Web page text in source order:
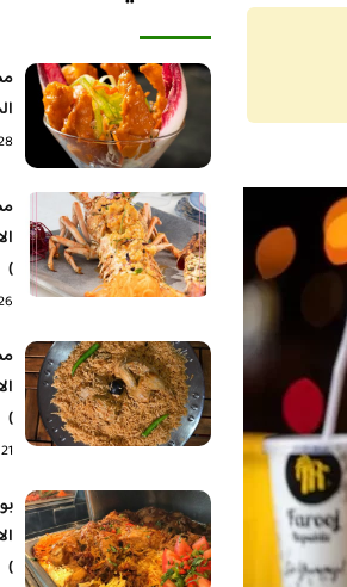
28
)
26
)
21 أكتوبر، 2023
)